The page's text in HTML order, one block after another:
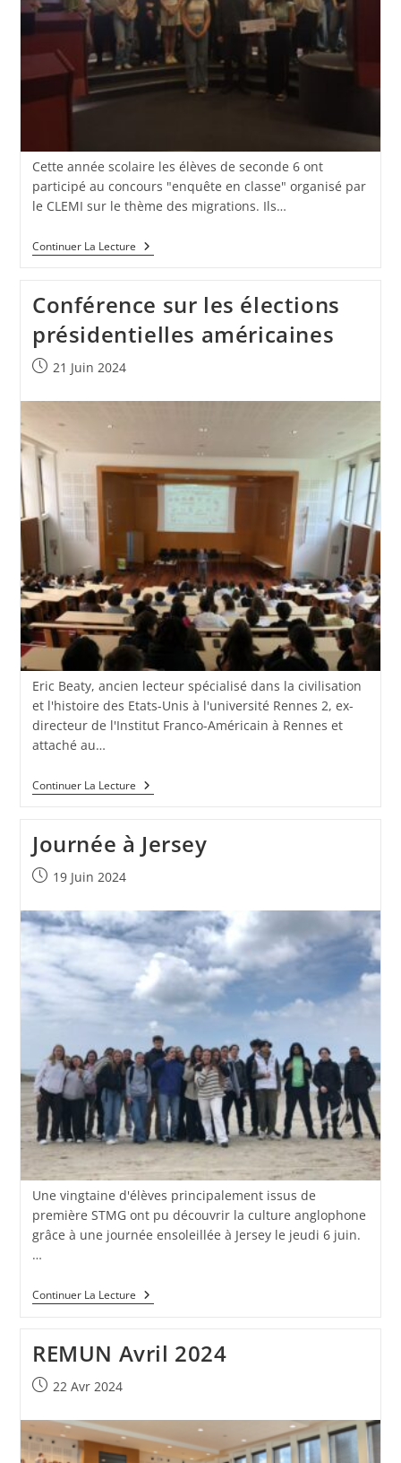
Cette année scolaire les élèves de seconde 6 ont
participé au concours "enquête en classe" organisé par
le CLEMI sur le thème des migrations. Ils…
Continuer La Lecture
Conférence sur les élections
présidentielles américaines
21 Juin 2024
Eric Beaty, ancien lecteur spécialisé dans la civilisation
et l'histoire des Etats-Unis à l'université Rennes 2, ex-
directeur de l'Institut Franco-Américain à Rennes et
attaché au…
Continuer La Lecture
Journée à Jersey
19 Juin 2024
Une vingtaine d'élèves principalement issus de
première STMG ont pu découvrir la culture anglophone
grâce à une journée ensoleillée à Jersey le jeudi 6 juin.
…
Continuer La Lecture
REMUN Avril 2024
22 Avr 2024